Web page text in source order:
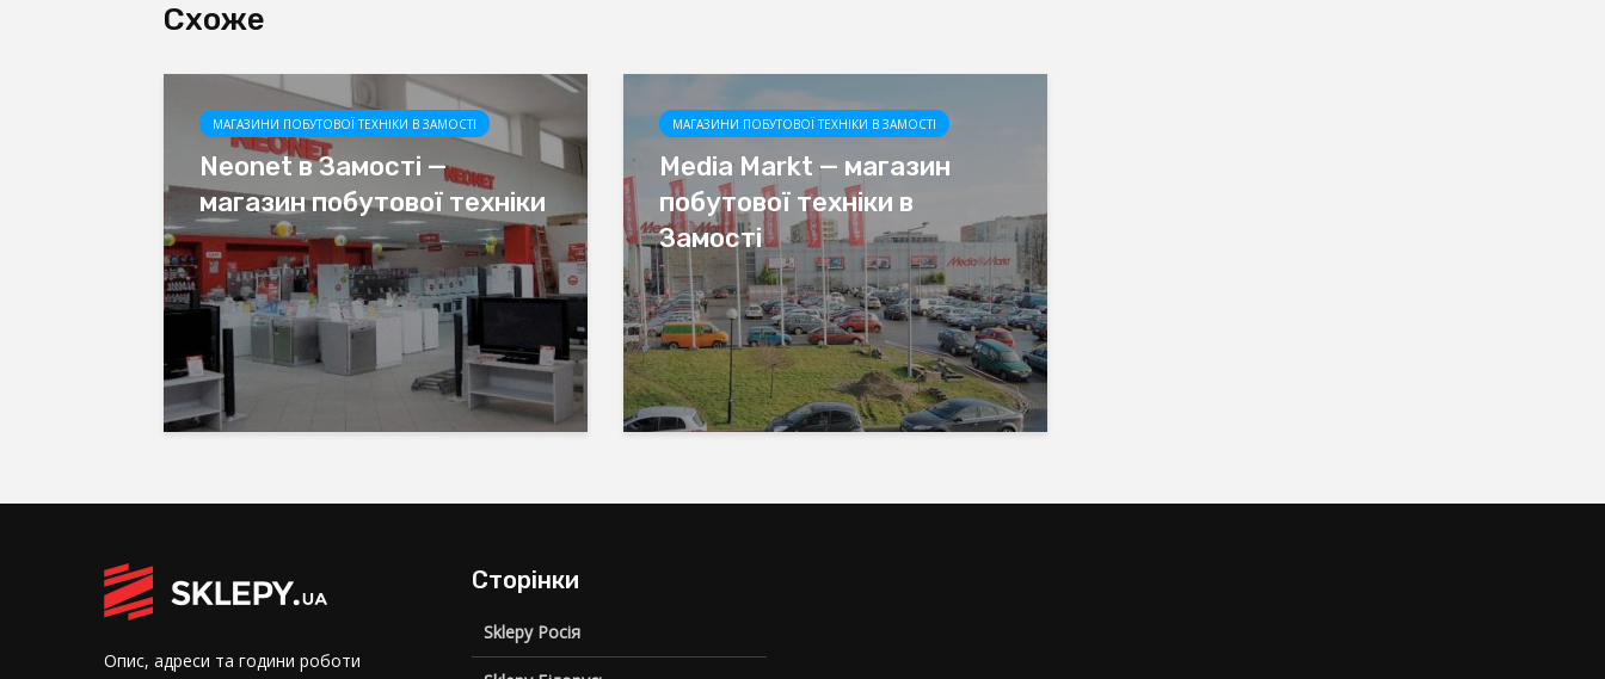
Схоже
МАГАЗИНИ ПОБУТОВОЇ ТЕХНІКИ В ЗАМОСТІ
Neonet в Замості —
магазин побутової техніки
МАГАЗИНИ ПОБУТОВОЇ ТЕХНІКИ В ЗАМОСТІ
Media Markt — магазин
побутової техніки в
Замості
Опис, адреси та години роботи
Сторінки
Sklepy Росія